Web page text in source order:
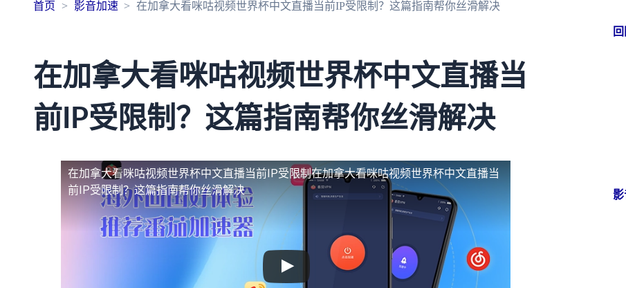
首页 影音加速 在加拿大看咪咕视频世界杯中文直播当前IP受限制？这篇指南帮你丝滑解决
在加拿大看咪咕视频世界杯中文直播当
前IP受限制？这篇指南帮你丝滑解决
在加拿大看咪咕视频世界杯中文直播当前IP受限制在加拿大看咪咕视频世界杯中文直播当
前IP受限制？这篇指南帮你丝滑解决